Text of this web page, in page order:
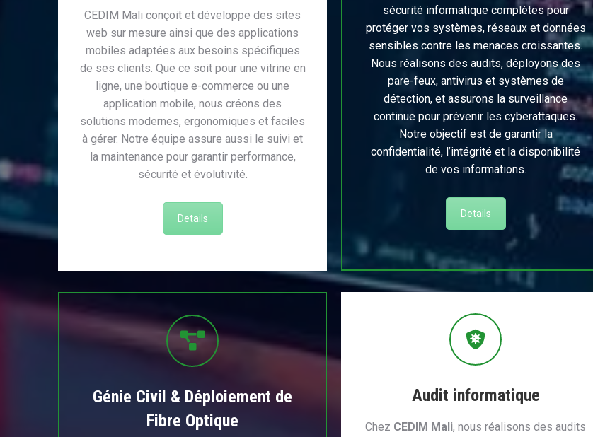
CEDIM Mali conçoit et développe des sites
web sur mesure ainsi que des applications
mobiles adaptées aux besoins spécifiques
de ses clients. Que ce soit pour une vitrine en
ligne, une boutique e-commerce ou une
application mobile, nous créons des
solutions modernes, ergonomiques et faciles
à gérer. Notre équipe assure aussi le suivi et
la maintenance pour garantir performance,
sécurité et évolutivité.
Details
sécurité informatique complètes pour
protéger vos systèmes, réseaux et données
sensibles contre les menaces croissantes.
Nous réalisons des audits, déployons des
pare-feux, antivirus et systèmes de
détection, et assurons la surveillance
continue pour prévenir les cyberattaques.
Notre objectif est de garantir la
confidentialité, l’intégrité et la disponibilité
de vos informations.
Details
Génie Civil & Déploiement de
Fibre Optique
Audit informatique
Chez CEDIM Mali, nous réalisons des audits